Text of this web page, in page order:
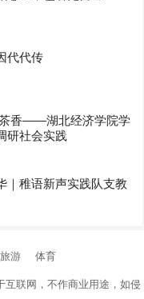
代代传
香——湖北经济学院学
研社会实践
｜稚语新声实践队支教
旅游 体育
互联网，不作商业用途，如侵